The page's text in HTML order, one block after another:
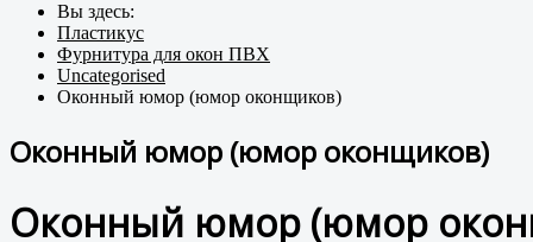
Вы здесь:
Пластикус
Фурнитура для окон ПВХ
Uncategorised
Оконный юмор (юмор оконщиков)
Оконный юмор (юмор оконщиков)
Оконный юмор (юмор